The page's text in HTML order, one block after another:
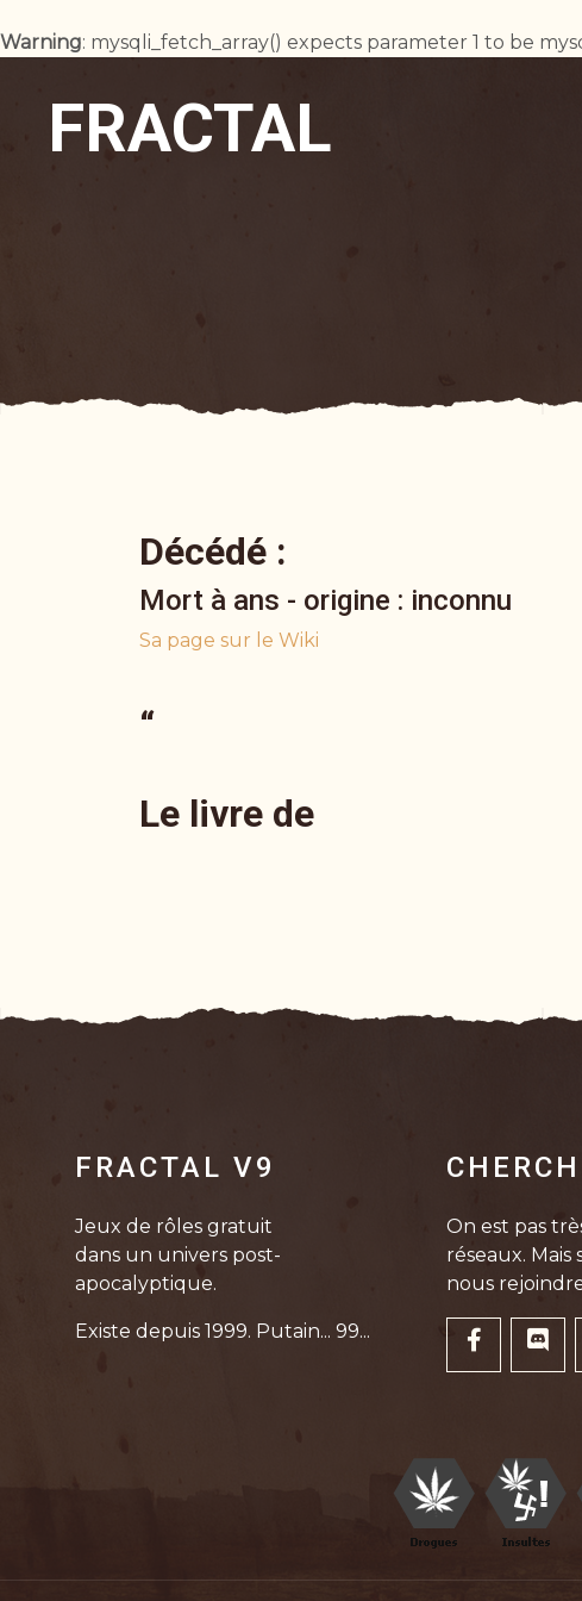
Warning: mysqli_fetch_array() expects parameter 1 to be
FRACTAL
Décédé :
Mort à ans - origine : inconnu
Sa page sur le Wiki
“
Le livre de
FRACTAL V9
Jeux de rôles gratuit
dans un univers post-
apocalyptique.
Existe depuis 1999. Putain... 99...
On est pas
réseaux.
nous